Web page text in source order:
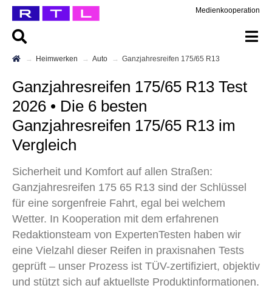
Medienkooperation
Heimwerken Auto Ganzjahresreifen 175/65 R13
Ganzjahresreifen 175/65 R13 Test
2026 • Die 6 besten
Ganzjahresreifen 175/65 R13 im
Vergleich
Sicherheit und Komfort auf allen Straßen:
Ganzjahresreifen 175 65 R13 sind der Schlüssel
für eine sorgenfreie Fahrt, egal bei welchem
Wetter. In Kooperation mit dem erfahrenen
Redaktionsteam von ExpertenTesten haben wir
eine Vielzahl dieser Reifen in praxisnahen Tests
geprüft – unser Prozess ist TÜV-zertifiziert, objektiv
und stützt sich auf aktuellste Produktinformationen.